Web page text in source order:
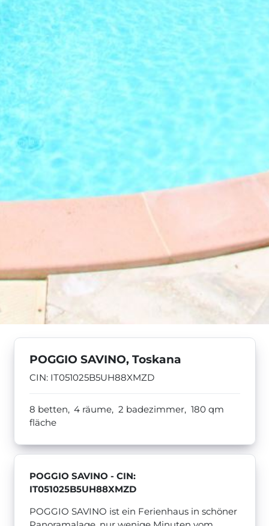
POGGIO SAVINO, Toskana
CIN: IT051025B5UH88XMZD
8 betten, 4 räume, 2 badezimmer, 180 qm
fläche
POGGIO SAVINO - CIN:
IT051025B5UH88XMZD
POGGIO SAVINO ist ein Ferienhaus in schöner